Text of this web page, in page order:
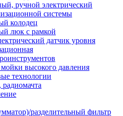
ручной электрический
системы
колодец
люк с рамкой
датчик уровня
высокого давления
технологии